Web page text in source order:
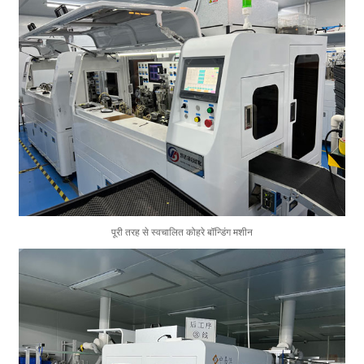
पूरी तरह से स्वचालित कोहरे बॉन्डिंग मशीन